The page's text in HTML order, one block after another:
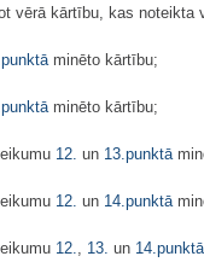
vērā kārtību, kas noteikta
minēto kārtību;
minēto kārtību;
12. un 13.punktā
12. un 14.punktā
12. 13. un 14.punktā